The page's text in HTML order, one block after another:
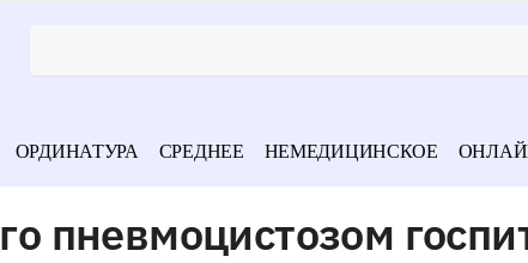
ОРДИНАТУРА СРЕДНЕЕ НЕМЕДИЦИНСКОЕ
пневмоцистозом